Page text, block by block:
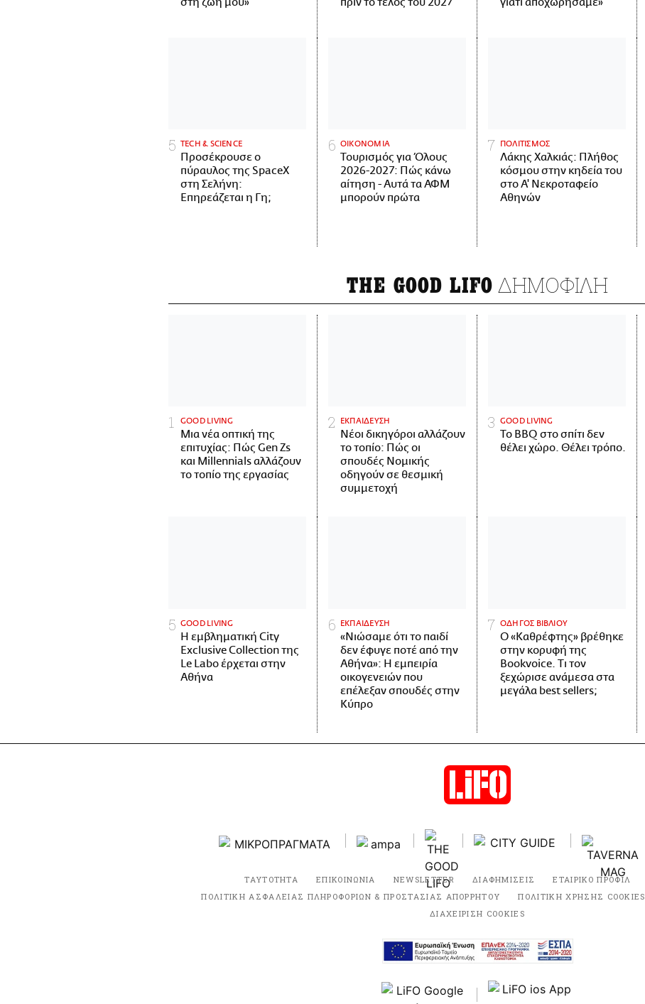
στη ζωή μου»
πριν το τέλος του 2027
γιατί αποχωρήσαμε»
ΤECH & SCIENCE
Προσέκρουσε ο
πύραυλος της SpaceX
στη Σελήνη:
Επηρεάζεται η Γη;
ΟΙΚΟΝΟΜΙΑ
Τουρισμός για Όλους
2026-2027: Πώς κάνω
αίτηση - Αυτά τα ΑΦΜ
μπορούν πρώτα
ΠΟΛΙΤΙΣΜΟΣ
Λάκης Χαλκιάς: Πλήθος
κόσμου στην κηδεία του
στο Α' Νεκροταφείο
Αθηνών
THE GOOD LIFO ΔΗΜΟΦΙΛΗ
GOOD LIVING
Μια νέα οπτική της
επιτυχίας: Πώς Gen Zs
και Millennials αλλάζουν
το τοπίο της εργασίας
ΕΚΠΑΙΔΕΥΣΗ
Νέοι δικηγόροι αλλάζουν
το τοπίο: Πώς οι
σπουδές Νομικής
οδηγούν σε θεσμική
συμμετοχή
GOOD LIVING
Το BBQ στο σπίτι δεν
θέλει χώρο. Θέλει τρόπο.
GOOD LIVING
Η εμβληματική City
Exclusive Collection της
Le Labo έρχεται στην
Αθήνα
ΕΚΠΑΙΔΕΥΣΗ
«Νιώσαμε ότι το παιδί
δεν έφυγε ποτέ από την
Αθήνα»: Η εμπειρία
οικογενειών που
επέλεξαν σπουδές στην
Κύπρο
ΟΔΗΓΟΣ ΒΙΒΛΙΟΥ
Ο «Καθρέφτης» βρέθηκε
στην κορυφή της
Bookvoice. Τι τον
ξεχώρισε ανάμεσα στα
μεγάλα best sellers;
ΤΑΥΤΟΤΗΤΑ ΕΠΙΚΟΙΝΩΝΙΑ NEWSLETTER ΔΙΑΦΗΜΙΣΕΙΣ ΕΤΑΙΡΙΚΟ ΠΡΟΦΙΛ
ΠΟΛΙΤΙΚΗ ΑΣΦΑΛΕΙΑΣ ΠΛΗΡΟΦΟΡΙΩΝ & ΠΡΟΣΤΑΣΙΑΣ ΑΠΟΡΡΗΤΟΥ
ΠΟΛΙΤΙΚΗ ΧΡΗΣΗΣ COOKIES
ΔΙΑΧΕΙΡΙΣΗ COOKIES